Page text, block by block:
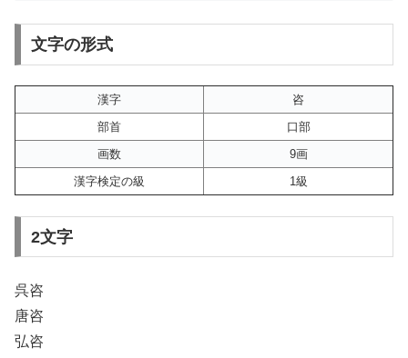
文字の形式
漢字
咨
部首
口部
画数
9画
漢字検定の級
1級
2文字
呉咨
唐咨
弘咨